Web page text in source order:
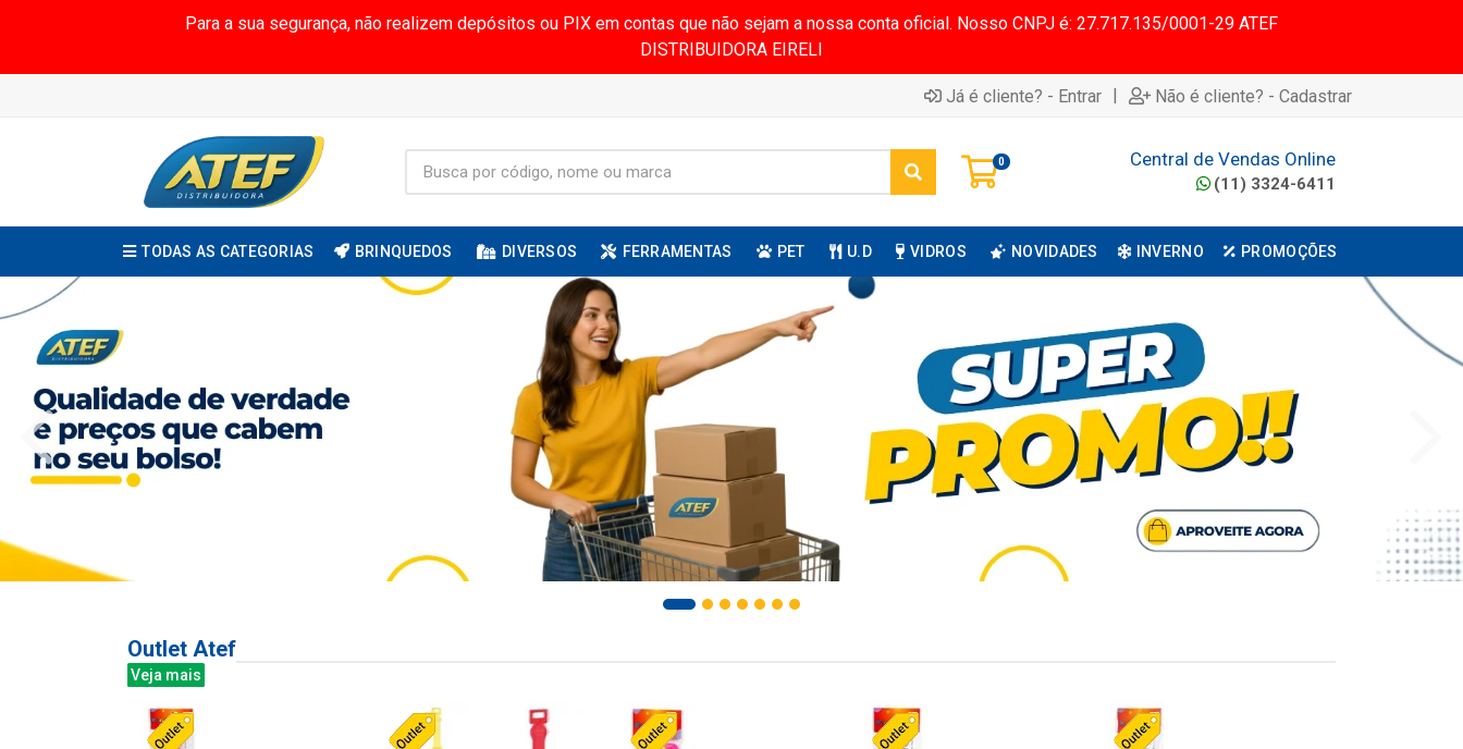
Para a sua segurança, não realizem depósitos ou PIX em contas que não sejam a nossa conta oficial. Nosso CNPJ é: 27.717.135/0001-29 ATEF
DISTRIBUIDORA EIRELI
Já é cliente? - Entrar | Não é cliente? - Cadastrar
0 Central de Vendas Online
(11) 3324-6411
TODAS AS CATEGORIAS BRINQUEDOS DIVERSOS FERRAMENTAS PET U.D VIDROS NOVIDADES INVERNO PROMOÇÕES
Outlet Atef
Veja mais